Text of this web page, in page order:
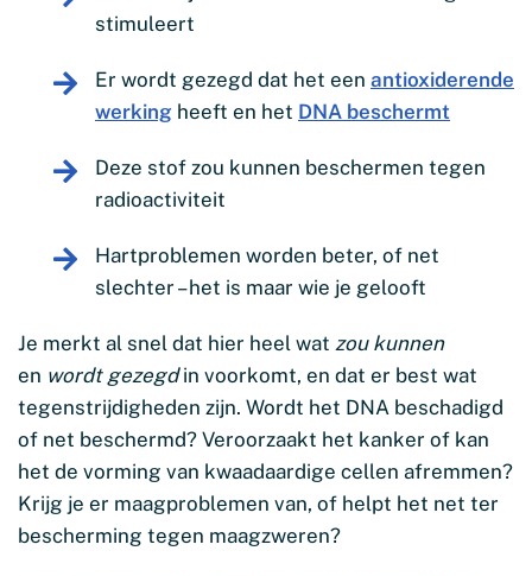
stimuleert
Er wordt gezegd dat het een antioxiderende
werking heeft en het DNA beschermt
Deze stof zou kunnen beschermen tegen
radioactiviteit
Hartproblemen worden beter, of net
slechter – het is maar wie je gelooft
Je merkt al snel dat hier heel wat zou kunnen
en wordt gezegdin voorkomt, en dat er best wat
tegenstrijdigheden zijn. Wordt het DNA beschadigd
of net beschermd? Veroorzaakt het kanker of kan
het de vorming van kwaadaardige cellen afremmen?
Krijg je er maagproblemen van, of helpt het net ter
bescherming tegen maagzweren?